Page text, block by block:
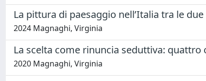
La pittura di paesaggio nell’Italia tra le
2024 Magnaghi, Virginia
La scelta come rinuncia seduttiva:
2020 Magnaghi, Virginia